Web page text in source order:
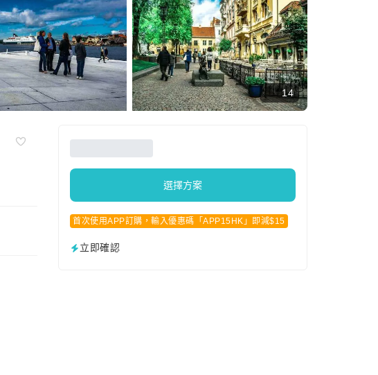
14
選擇方案
首次使用APP訂購，輸入優惠碼「APP15HK」即減$15
立即確認